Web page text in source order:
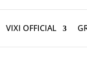
VIXI OFFICIAL